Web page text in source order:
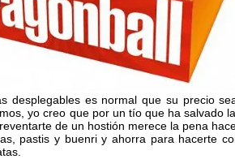
desplegables es normal que su precio
yo creo que por un tío que ha salvado
de un hostión merece la pena
pastis y buenri y ahorra para hacerte